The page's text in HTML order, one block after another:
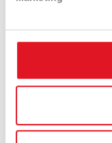
Download